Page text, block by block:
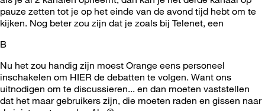
pauze zetten tot je op het einde van de avond tijd hebt om te
kijken. Nog beter zou zijn dat je zoals bij Telenet, een
B
Nu het zou handig zijn moest Orange eens personeel
inschakelen om HIER de debatten te volgen. Want ons
uitnodigen om te discussieren... en dan moeten vaststellen
dat het maar gebruikers zijn, die moeten raden en gissen naar